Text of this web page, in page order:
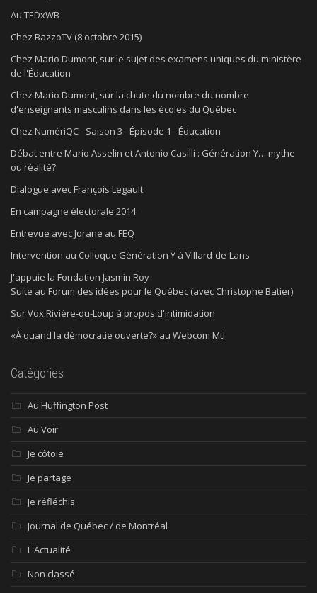
Au TEDxWB
Chez BazzoTV (8 octobre 2015)
Chez Mario Dumont, sur le sujet des examens uniques du ministère
de l'Éducation
Chez Mario Dumont, sur la chute du nombre du nombre
d'enseignants masculins dans les écoles du Québec
Chez NumériQC - Saison 3 - Épisode 1 - Éducation
Débat entre Mario Asselin et Antonio Casilli : Génération Y… mythe
ou réalité?
Dialogue avec François Legault
En campagne électorale 2014
Entrevue avec Jorane au FEQ
Intervention au Colloque Génération Y à Villard-de-Lans
J'appuie la Fondation Jasmin Roy
Suite au Forum des idées pour le Québec (avec Christophe Batier)
Sur Vox Rivière-du-Loup à propos d'intimidation
«À quand la démocratie ouverte?» au Webcom Mtl
Catégories
Au Huffington Post
Au Voir
Je côtoie
Je partage
Je réfléchis
Journal de Québec / de Montréal
L'Actualité
Non classé